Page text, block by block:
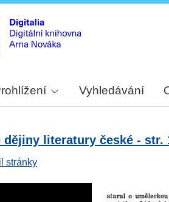
Vyhledávání
dějiny literatury české - str.
stránky